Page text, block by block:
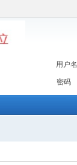
用户名
密码